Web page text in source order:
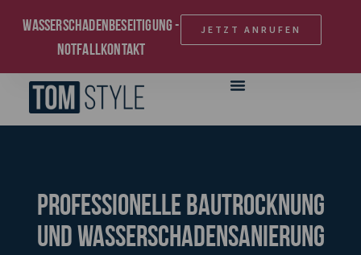
Wasserschadenbeseitigung -
Notfallkontakt
JETZT ANRUFEN
Professionelle Bautrocknung
und Wasserschadensanierung